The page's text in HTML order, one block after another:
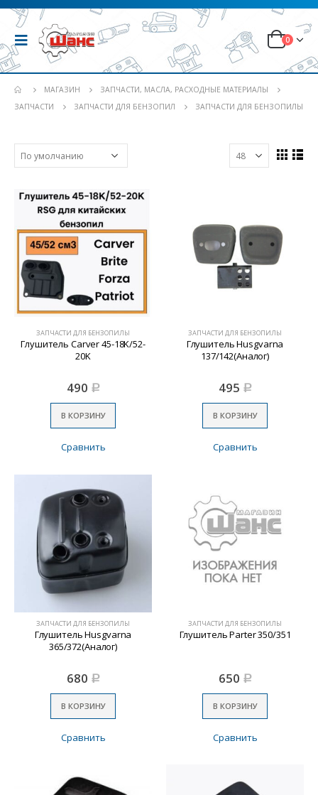
0
МАГАЗИН
ЗАПЧАСТИ, МАСЛА, РАСХОДНЫЕ МАТЕРИАЛЫ
ЗАПЧАСТИ
ЗАПЧАСТИ ДЛЯ БЕНЗОПИЛ ЗАПЧАСТИ ДЛЯ БЕНЗОПИЛЫ
ЗАПЧАСТИ ДЛЯ БЕНЗОПИЛЫ
Глушитель Carver 45-18K/52-
20K
490 Р
В КОРЗИНУ
Сравнить
ЗАПЧАСТИ ДЛЯ БЕНЗОПИЛЫ
Глушитель Husgvarna
137/142(Аналог)
495 Р
В КОРЗИНУ
Сравнить
ЗАПЧАСТИ ДЛЯ БЕНЗОПИЛЫ
Глушитель Husgvarna
365/372(Аналог)
680 Р
В КОРЗИНУ
Сравнить
ЗАПЧАСТИ ДЛЯ БЕНЗОПИЛЫ
Глушитель Parter 350/351
650 Р
В КОРЗИНУ
Сравнить